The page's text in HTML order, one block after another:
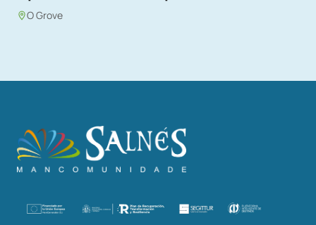
O Grove